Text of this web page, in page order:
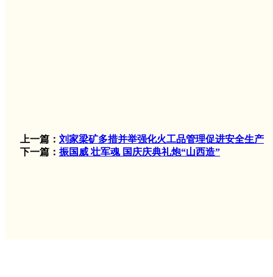
上一篇： 刘家梁矿多措并举强化火工品管理促进安全生产
下一篇： 振国威 壮军魂 国庆庆典礼炮“山西造”